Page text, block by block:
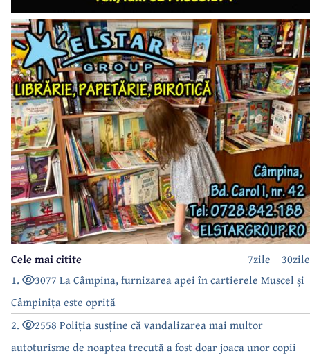
30zile
7zile
Cele mai citite
1.
3077 La Câmpina, furnizarea apei în cartierele Muscel și
Câmpinița este oprită
2.
2558 Poliția susține că vandalizarea mai multor
autoturisme de noaptea trecută a fost doar joaca unor copii